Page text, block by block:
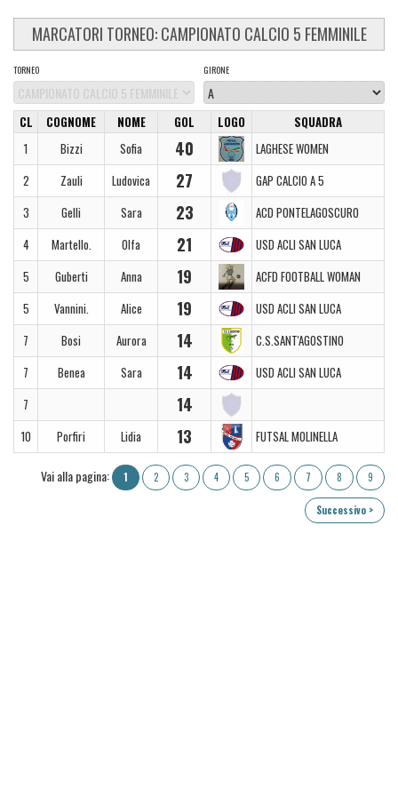
MARCATORI TORNEO: CAMPIONATO CALCIO 5 FEMMINILE
TORNEO GIRONE
CL COGNOME NOME GOL LOGO
SQUADRA
1
Bizzi Sofia 40
LAGHESE WOMEN
2
Zauli Ludovica 27
GAP CALCIO A 5
3
Gelli Sara 23
ACD PONTELAGOSCURO
4
Martello. Olfa 21
USD ACLI SAN LUCA
5
Guberti Anna 19
ACFD FOOTBALL WOMAN
5
Vannini. Alice 19
USD ACLI SAN LUCA
7
Bosi Aurora 14
C.S.SANT'AGOSTINO
7
Benea Sara 14
USD ACLI SAN LUCA
7
14
10 Porfiri Lidia 13 FUTSAL MOLINELLA
Vai alla pagina: 1 2 3 4 5 6 7 8 9
Successivo >